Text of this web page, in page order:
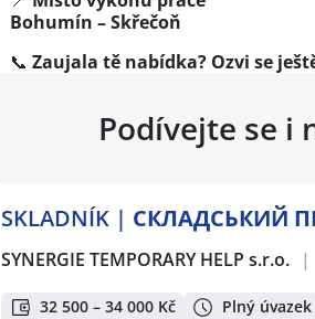
Bohumín – Skřečoň
📞 Zaujala tě nabídka? Ozvi se
Podívejte se i
SKLADNÍK | СКЛАДСЬКИЙ
SYNERGIE TEMPORARY HELP s.r.o. |
32 500 – 34 000 Kč Plný úvazek